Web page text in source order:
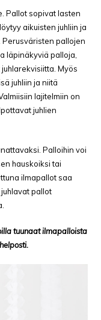
Pallot sopivat lasten
aikuisten juhliin ja
pallojen
läpinäkyviä palloja,
Myös
juhliin ja niitä
lajitelmiin on
juhlien
Palloihin voi
hauskoiksi tai
ilmapallot saa
pallot
tuunaat ilmapalloista